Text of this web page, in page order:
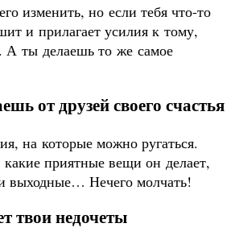
изменить, но если тебя что-то
и прилагает усилия к тому,
А ты делаешь то же самое
от друзей своего счастья
на которые можно ругаться.
приятные вещи он делает,
выходные… Нечего молчать!
твои недочеты